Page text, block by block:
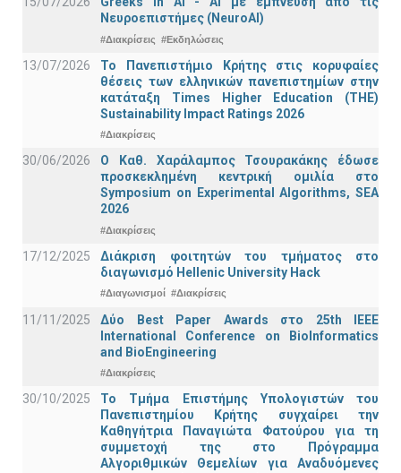
Νευροεπιστήμες (NeuroAI)
#Διακρίσεις #Εκδηλώσεις
13/07/2026
Το Πανεπιστήμιο Κρήτης στις κορυφαίες
θέσεις των ελληνικών πανεπιστημίων στην
κατάταξη Times Higher Education (ΤΗΕ)
Sustainability Impact Ratings 2026
#Διακρίσεις
30/06/2026
Ο Καθ. Χαράλαμπος Τσουρακάκης έδωσε
προσκεκλημένη κεντρική ομιλία στο
Symposium on Experimental Algorithms, SEA
2026
#Διακρίσεις
17/12/2025
Διάκριση φοιτητών του τμήματος στο
διαγωνισμό Hellenic University Hack
#Διαγωνισμοί #Διακρίσεις
11/11/2025
Δύο Best Paper Awards στο 25th IEEE
International Conference on BioInformatics
and BioEngineering
#Διακρίσεις
30/10/2025
Το Τμήμα Επιστήμης Υπολογιστών του
Πανεπιστημίου Κρήτης συγχαίρει την
Καθηγήτρια Παναγιώτα Φατούρου για τη
συμμετοχή της στο Πρόγραμμα
Αλγοριθμικών Θεμελίων για Αναδυόμενες